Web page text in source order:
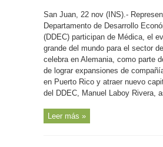
San Juan, 22 nov (INS).-
Departamento de Desarrollo
(DDEC) participan de Médica, el
grande del mundo para el sector
celebra en Alemania, como parte
de lograr expansiones de
en Puerto Rico y atraer nuevo
del DDEC, Manuel Laboy Rivera,
Leer más »